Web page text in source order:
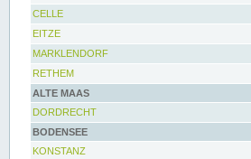
CELLE
EITZE
MARKLENDORF
RETHEM
ALTE MAAS
DORDRECHT
BODENSEE
KONSTANZ